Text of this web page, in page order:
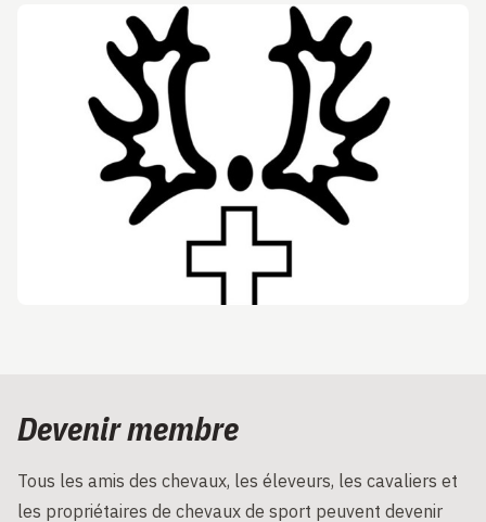
Devenir membre
Tous les amis des chevaux, les éleveurs, les cavaliers et
les propriétaires de chevaux de sport peuvent devenir